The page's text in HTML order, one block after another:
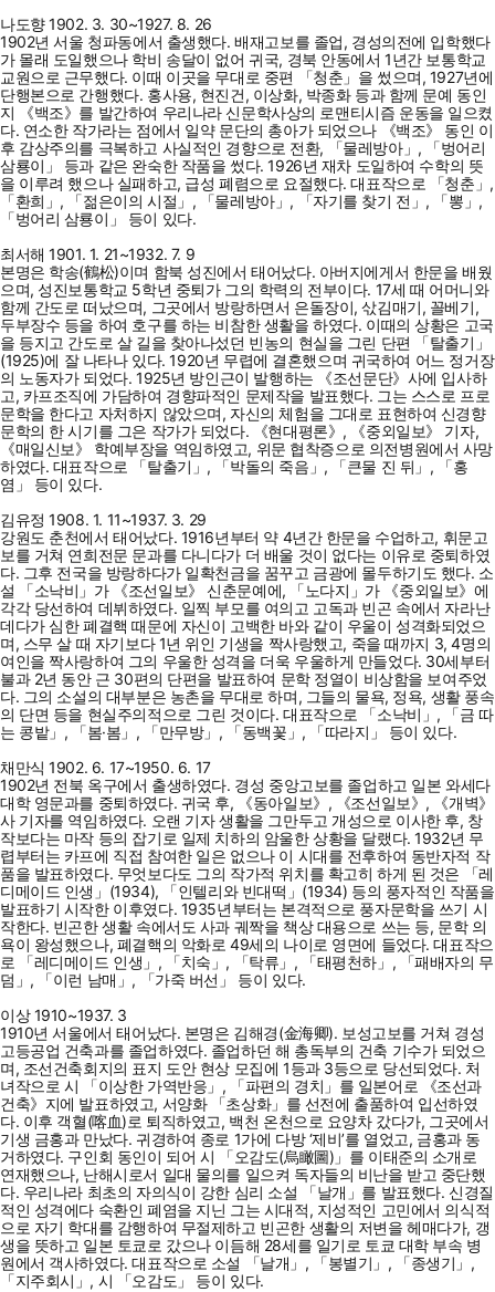
나도향 1902. 3. 30~1927. 8. 26
1902년 서울 청파동에서 출생했다. 배재고보를 졸업, 경성의전에 입학했다
가 몰래 도일했으나 학비 송달이 없어 귀국, 경북 안동에서 1년간 보통학교
교원으로 근무했다. 이때 이곳을 무대로 중편 「청춘」을 썼으며, 1927년에
단행본으로 간행했다. 홍사용, 현진건, 이상화, 박종화 등과 함께 문예 동인
지 《백조》를 발간하여 우리나라 신문학사상의 로맨티시즘 운동을 일으켰
다. 연소한 작가라는 점에서 일약 문단의 총아가 되었으나 《백조》 동인 이
후 감상주의를 극복하고 사실적인 경향으로 전환, 「물레방아」, 「벙어리
삼룡이」 등과 같은 완숙한 작품을 썼다. 1926년 재차 도일하여 수학의 뜻
을 이루려 했으나 실패하고, 급성 폐렴으로 요절했다. 대표작으로 「청춘」,
「환희」, 「젊은이의 시절」, 「물레방아」, 「자기를 찾기 전」, 「뽕」,
「벙어리 삼룡이」 등이 있다.
최서해 1901. 1. 21~1932. 7. 9
본명은 학송(鶴松)이며 함북 성진에서 태어났다. 아버지에게서 한문을 배웠
으며, 성진보통학교 5학년 중퇴가 그의 학력의 전부이다. 17세 때 어머니와
함께 간도로 떠났으며, 그곳에서 방랑하면서 은돌장이, 삯김매기, 꼴베기,
두부장수 등을 하여 호구를 하는 비참한 생활을 하였다. 이때의 상황은 고국
을 등지고 간도로 살 길을 찾아나섰던 빈농의 현실을 그린 단편 「탈출기」
(1925)에 잘 나타나 있다. 1920년 무렵에 결혼했으며 귀국하여 어느 정거장
의 노동자가 되었다. 1925년 방인근이 발행하는 《조선문단》사에 입사하
고, 카프조직에 가담하여 경향파적인 문제작을 발표했다. 그는 스스로 프로
문학을 한다고 자처하지 않았으며, 자신의 체험을 그대로 표현하여 신경향
문학의 한 시기를 그은 작가가 되었다. 《현대평론》, 《중외일보》 기자,
《매일신보》 학예부장을 역임하였고, 위문 협착증으로 의전병원에서 사망
하였다. 대표작으로 「탈출기」, 「박돌의 죽음」, 「큰물 진 뒤」, 「홍
염」 등이 있다.
김유정 1908. 1. 11~1937. 3. 29
강원도 춘천에서 태어났다. 1916년부터 약 4년간 한문을 수업하고, 휘문고
보를 거쳐 연희전문 문과를 다니다가 더 배울 것이 없다는 이유로 중퇴하였
다. 그후 전국을 방랑하다가 일확천금을 꿈꾸고 금광에 몰두하기도 했다. 소
설 「소낙비」가 《조선일보》 신춘문예에, 「노다지」가 《중외일보》에
각각 당선하여 데뷔하였다. 일찍 부모를 여의고 고독과 빈곤 속에서 자라난
데다가 심한 폐결핵 때문에 자신이 고백한 바와 같이 우울이 성격화되었으
며, 스무 살 때 자기보다 1년 위인 기생을 짝사랑했고, 죽을 때까지 3, 4명의
여인을 짝사랑하여 그의 우울한 성격을 더욱 우울하게 만들었다. 30세부터
불과 2년 동안 근 30편의 단편을 발표하여 문학 정열이 비상함을 보여주었
다. 그의 소설의 대부분은 농촌을 무대로 하며, 그들의 물욕, 정욕, 생활 풍속
의 단면 등을 현실주의적으로 그린 것이다. 대표작으로 「소낙비」, 「금 따
는 콩밭」, 「봄·봄」, 「만무방」, 「동백꽃」, 「따라지」 등이 있다.
채만식 1902. 6. 17~1950. 6. 17
1902년 전북 옥구에서 출생하였다. 경성 중앙고보를 졸업하고 일본 와세다
대학 영문과를 중퇴하였다. 귀국 후, 《동아일보》, 《조선일보》, 《개벽》
사 기자를 역임하였다. 오랜 기자 생활을 그만두고 개성으로 이사한 후, 창
작보다는 마작 등의 잡기로 일제 치하의 암울한 상황을 달랬다. 1932년 무
렵부터는 카프에 직접 참여한 일은 없으나 이 시대를 전후하여 동반자적 작
품을 발표하였다. 무엇보다도 그의 작가적 위치를 확고히 하게 된 것은 「레
디메이드 인생」(1934), 「인텔리와 빈대떡」(1934) 등의 풍자적인 작품을
발표하기 시작한 이후였다. 1935년부터는 본격적으로 풍자문학을 쓰기 시
작한다. 빈곤한 생활 속에서도 사과 궤짝을 책상 대용으로 쓰는 등, 문학 의
욕이 왕성했으나, 폐결핵의 악화로 49세의 나이로 영면에 들었다. 대표작으
로 「레디메이드 인생」, 「치숙」, 「탁류」, 「태평천하」, 「패배자의 무
덤」, 「이런 남매」, 「가죽 버선」 등이 있다.
이상 1910~1937. 3
1910년 서울에서 태어났다. 본명은 김해경(金海卿). 보성고보를 거쳐 경성
고등공업 건축과를 졸업하였다. 졸업하던 해 총독부의 건축 기수가 되었으
며, 조선건축회지의 표지 도안 현상 모집에 1등과 3등으로 당선되었다. 처
녀작으로 시 「이상한 가역반응」, 「파편의 경치」를 일본어로 《조선과
건축》지에 발표하였고, 서양화 「초상화」를 선전에 출품하여 입선하였
다. 이후 객혈(喀血)로 퇴직하였고, 백천 온천으로 요양차 갔다가, 그곳에서
기생 금홍과 만났다. 귀경하여 종로 1가에 다방 ‘제비’를 열었고, 금홍과 동
거하였다. 구인회 동인이 되어 시 「오감도(烏瞰圖)」를 이태준의 소개로
연재했으나, 난해시로서 일대 물의를 일으켜 독자들의 비난을 받고 중단했
다. 우리나라 최초의 자의식이 강한 심리 소설 「날개」를 발표했다. 신경질
적인 성격에다 숙환인 폐염을 지닌 그는 시대적, 지성적인 고민에서 의식적
으로 자기 학대를 감행하여 무절제하고 빈곤한 생활의 저변을 헤매다가, 갱
생을 뜻하고 일본 토쿄로 갔으나 이듬해 28세를 일기로 토쿄 대학 부속 병
원에서 객사하였다. 대표작으로 소설 「날개」, 「봉별기」, 「종생기」,
「지주회시」, 시 「오감도」 등이 있다.